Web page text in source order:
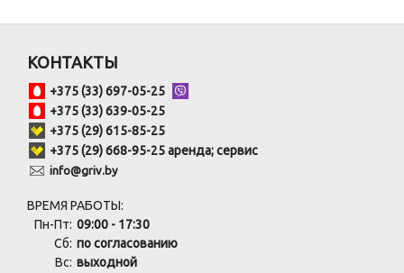
КОНТАКТЫ
+375 (33) 697-05-25
+375 (33) 639-05-25
+375 (29) 615-85-25
+375 (29) 668-95-25 аренда; сервис
info@griv.by
ВРЕМЯ РАБОТЫ:
Пн-Пт: 09:00 - 17:30
Сб: по согласованию
Вс: выходной